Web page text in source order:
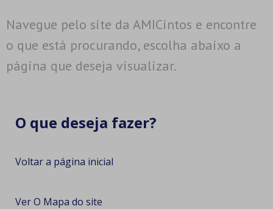
Navegue pelo site da AMICintos e encontre
o que está procurando, escolha abaixo a
página que deseja visualizar.
O que deseja fazer?
Voltar a página inicial
Ver O Mapa do site